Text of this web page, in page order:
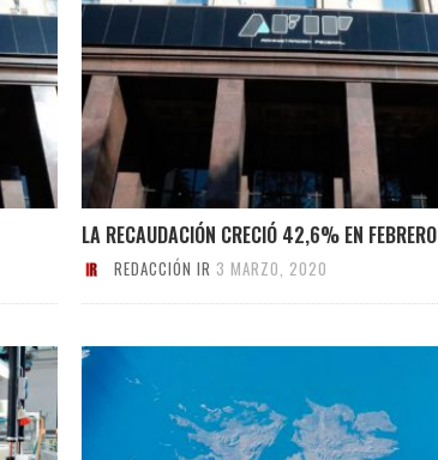
LA RECAUDACIÓN CRECIÓ 42,6% EN FEBRERO
REDACCIÓN IR 3 MARZO, 2020